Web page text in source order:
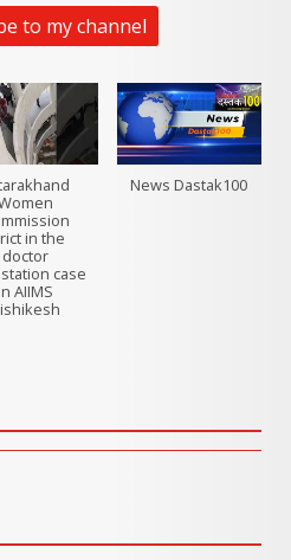
to my channel
in the
doctor
case
in AIIMS
News Dastak100